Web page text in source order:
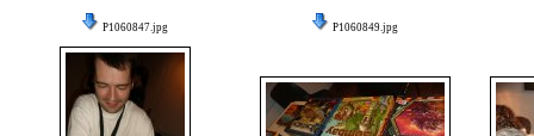
P1060847.jpg P1060849.jpg